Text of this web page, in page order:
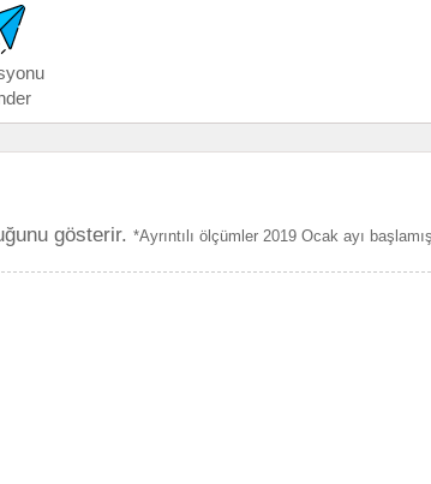
gösterir. *Ayrıntılı ölçümler 2019 Ocak ayı